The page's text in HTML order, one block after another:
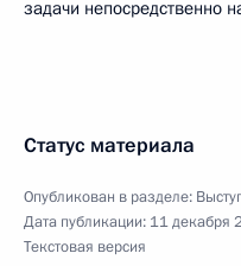
задачи непосредственно
Статус материала
Опубликован в разделе:
Дата публикации: 11 декабря
Текстовая версия